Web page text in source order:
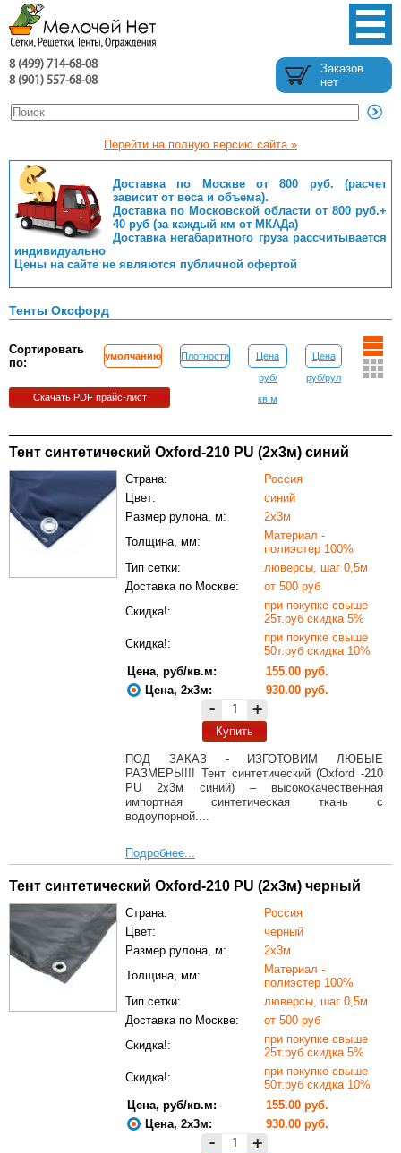
8 (499) 714-68-08
8 (901) 557-68-08
Заказов
нет
Перейти на полную версию сайта »
Доставка по Москве от 800 руб. (расчет
зависит от веса и объема).
Доставка по Московской области от 800 руб.+
40 руб (за каждый км от МКАДа)
Доставка негабаритного груза рассчитывается
индивидуально
Цены на сайте не являются публичной офертой
Тенты Оксфорд
Сортировать
по:
умолчанию Плотности
Цена
руб/
кв.м
Цена
руб/рул
Скачать PDF прайс-лист
Тент синтетический Oxford-210 PU (2х3м) синий
Страна:
Россия
Цвет:
синий
Размер рулона, м:
2х3м
Толщина, мм:
Материал -
полиэстер 100%
Тип сетки:
люверсы, шаг 0,5м
Доставка по Москве:
от 500 руб
Скидка!:
при покупке свыше
25т.руб скидка 5%
Скидка!:
при покупке свыше
50т.руб скидка 10%
Цена, руб/кв.м:
155.00 руб.
Цена, 2х3м:
930.00 руб.
- +
Купить
ПОД ЗАКАЗ - ИЗГОТОВИМ ЛЮБЫЕ
РАЗМЕРЫ!!! Тент синтетический (Oxford -210
PU 2х3м синий) – высококачественная
импортная синтетическая ткань с
водоупорной....
Подробнее...
Тент синтетический Oxford-210 PU (2х3м) черный
Страна:
Россия
Цвет:
черный
Размер рулона, м:
2х3м
Толщина, мм:
Материал -
полиэстер 100%
Тип сетки:
люверсы, шаг 0,5м
Доставка по Москве:
от 500 руб
Скидка!:
при покупке свыше
25т.руб скидка 5%
Скидка!:
при покупке свыше
50т.руб скидка 10%
Цена, руб/кв.м:
155.00 руб.
Цена, 2х3м:
930.00 руб.
- +